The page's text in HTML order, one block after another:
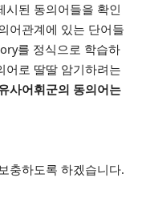
시된 동의어들을 확인
어관계에 있는 단어들
를 정식으로 학습하
로 딸딸 암기하려는
사어휘군의 동의어는
충하도록 하겠습니다.